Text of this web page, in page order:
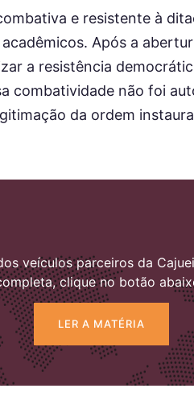
e resistente à
Após a
a resistência
combatividade não foi
da ordem
veículos parceiros da
clique no botão
LER A MATÉRIA